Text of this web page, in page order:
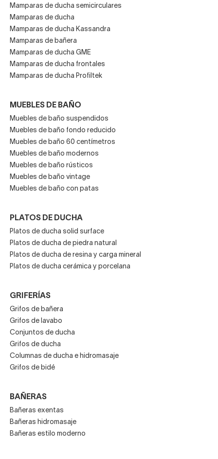
Mamparas de ducha semicirculares
Mamparas de ducha
Mamparas de ducha Kassandra
Mamparas de bañera
Mamparas de ducha GME
Mamparas de ducha frontales
Mamparas de ducha Profiltek
MUEBLES DE BAÑO
Muebles de baño suspendidos
Muebles de baño fondo reducido
Muebles de baño 60 centímetros
Muebles de baño modernos
Muebles de baño rústicos
Muebles de baño vintage
Muebles de baño con patas
PLATOS DE DUCHA
Platos de ducha solid surface
Platos de ducha de piedra natural
Platos de ducha de resina y carga mineral
Platos de ducha cerámica y porcelana
GRIFERÍAS
Grifos de bañera
Grifos de lavabo
Conjuntos de ducha
Grifos de ducha
Columnas de ducha e hidromasaje
Grifos de bidé
BAÑERAS
Bañeras exentas
Bañeras hidromasaje
Bañeras estilo moderno